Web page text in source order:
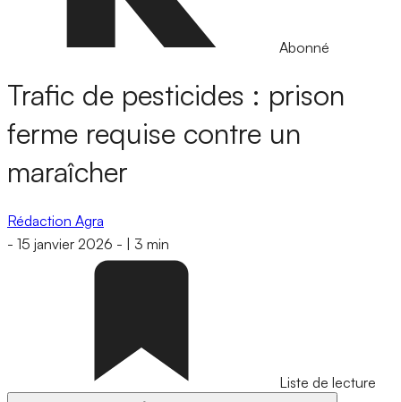
Abonné
Trafic de pesticides : prison
ferme requise contre un
maraîcher
Rédaction Agra
- 15 janvier 2026 - 3 min
Liste de lecture